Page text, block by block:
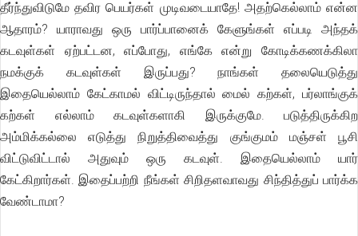
தீர்ந்துவிடுமே தவிர பெயர்கள் முடிவடையாதே! அதற்கெல்லாம் என்ன
ஆதாரம்? யாராவது ஒரு பார்ப்பானைக் கேளுங்கள் எப்படி அந்தக்
கடவுள்கள் ஏற்பட்டன, எப்போது, எங்கே என்று கோடிக்கணக்கிலா
நமக்குக் கடவுள்கள் இருப்பது? நாங்கள் தலையெடுத்து
இதையெல்லாம் கேட்காமல் விட்டிருந்தால் மைல் கற்கள், பர்லாங்குக்
கற்கள் எல்லாம் கடவுள்களாகி இருக்குமே. படுத்திருக்கிற
அம்மிக்கல்லை எடுத்து நிறுத்திவைத்து குங்குமம் மஞ்சள் பூசி
விட்டுவிட்டால் அதுவும் ஒரு கடவுள். இதையெல்லாம் யார்
கேட்கிறார்கள். இதைப்பற்றி நீங்கள் சிறிதளவாவது சிந்தித்துப் பார்க்க
வேண்டாமா?